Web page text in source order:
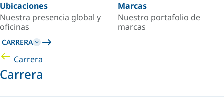
Ubicaciones
Nuestra presencia global y
oficinas
Marcas
Nuestro portafolio de
marcas
CARRERA
Carrera
Carrera